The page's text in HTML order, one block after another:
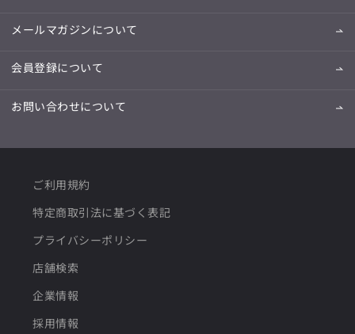
メールマガジンについて
会員登録について
お問い合わせについて
ご利用規約
特定商取引法に基づく表記
プライバシーポリシー
店舗検索
企業情報
採用情報